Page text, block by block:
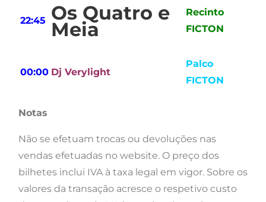
22:45 Os Quatro e
Meia
Recinto
FICTON
00:00 Dj Verylight
Palco
FICTON
Notas
Não se efetuam trocas ou devoluções nas
vendas efetuadas no website. O preço dos
bilhetes inclui IVA à taxa legal em vigor. Sobre os
valores da transação acresce o respetivo custo